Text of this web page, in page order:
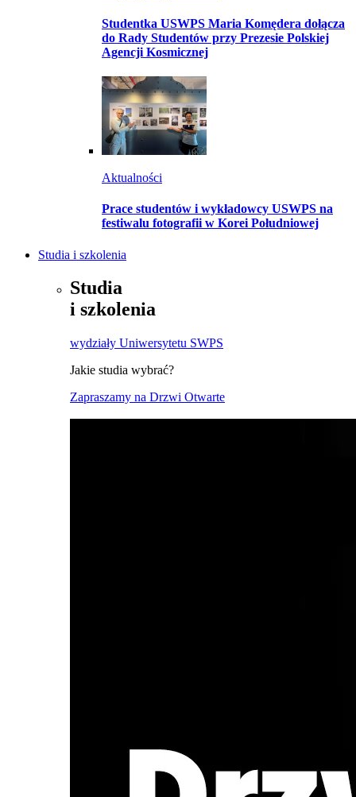
Studentka USWPS Maria Komędera dołącza
do Rady Studentów przy Prezesie Polskiej
Agencji Kosmicznej
Aktualności
Prace studentów i wykładowcy USWPS na
festiwalu fotografii w Korei Południowej
Studia i szkolenia
Studia
i szkolenia
wydziały Uniwersytetu SWPS
Jakie studia wybrać?
Zapraszamy na Drzwi Otwarte